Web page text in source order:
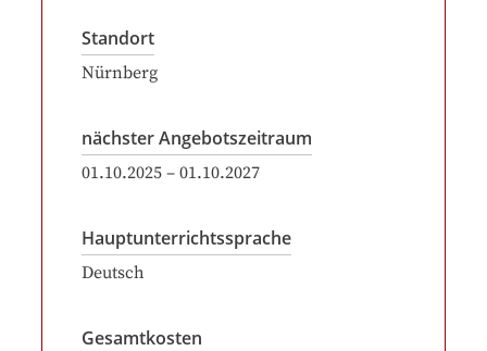
Standort
Nürnberg
nächster Angebotszeitraum
01.10.2025 – 01.10.2027
Hauptunterrichtssprache
Deutsch
Gesamtkosten